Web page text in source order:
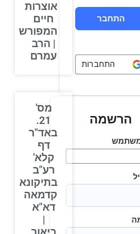
התחברות באמצעות
הרשמה
אוצרות
חיים
המפורש
| הרב
עמרם
מס'
21.
באד"ר
דף
קלא'
רע"ב
בתיקונא
קדמאה
דא"א